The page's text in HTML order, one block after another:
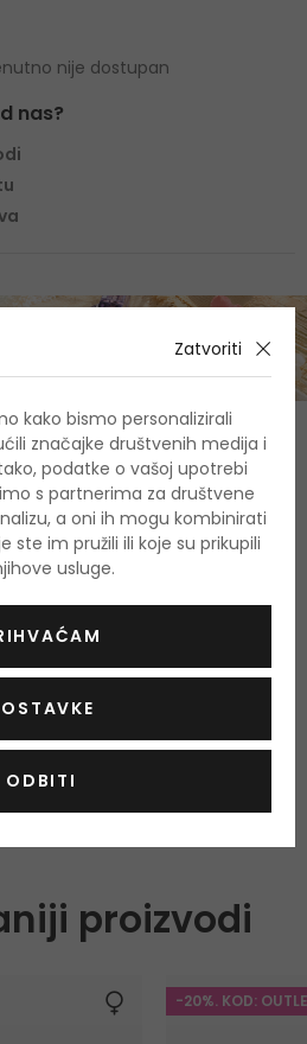
nije dostupan
nas?
za ovaj proizvod.
dobivanju ocjena
proizvodi
-20%. KOD:
Zatvoriti
kako bismo personalizirali
značajke društvenih medija i
podatke o vašoj upotrebi
s partnerima za društvene
a oni ih mogu kombinirati
ste im pružili ili koje su prikupili
usluge.
ODBITI